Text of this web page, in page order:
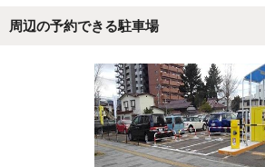
周辺の予約できる駐車場